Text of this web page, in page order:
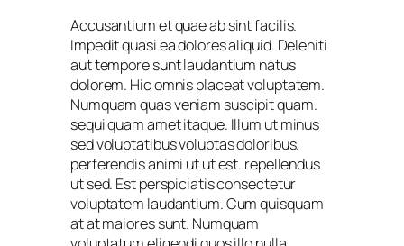
Accusantium et quae ab sint facilis.
Impedit quasi ea dolores aliquid. Deleniti
aut tempore sunt laudantium natus
dolorem. Hic omnis placeat voluptatem.
Numquam quas veniam suscipit quam.
sequi quam amet itaque. Illum ut minus
sed voluptatibus voluptas doloribus.
perferendis animi ut ut est. repellendus
ut sed. Est perspiciatis consectetur
voluptatem laudantium. Cum quisquam
at at maiores sunt. Numquam